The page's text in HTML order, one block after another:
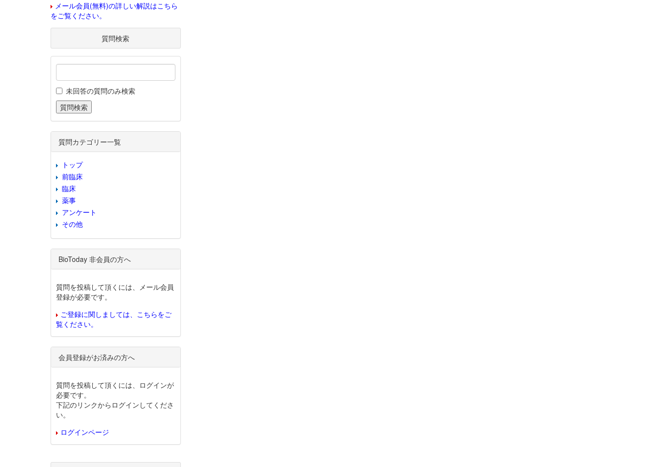
メール会員(無料)の詳しい解説はこちら
をご覧ください。
質問検索
未回答の質問のみ検索
質問カテゴリー一覧
トップ
前臨床
臨床
薬事
アンケート
その他
BioToday 非会員の方へ
質問を投稿して頂くには、メール会員
登録が必要です。
ご登録に関しましては、こちらをご
覧ください。
会員登録がお済みの方へ
質問を投稿して頂くには、ログインが
必要です。
下記のリンクからログインしてくださ
い。
ログインページ